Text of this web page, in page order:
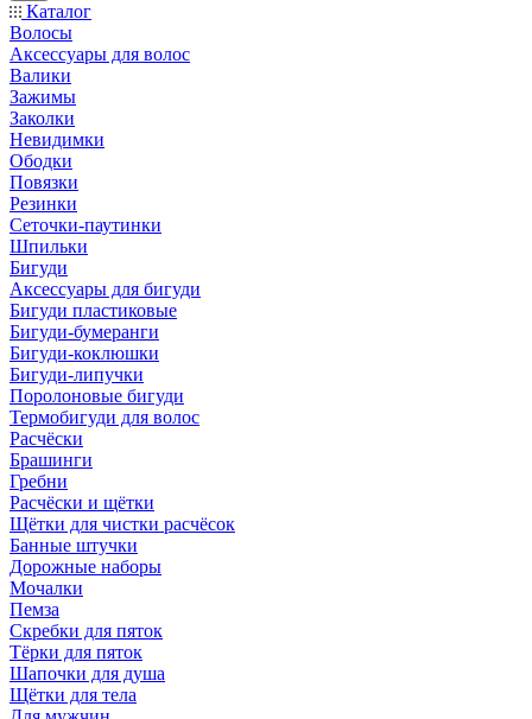
Каталог
Волосы
Аксессуары для волос
Валики
Зажимы
Заколки
Невидимки
Ободки
Повязки
Резинки
Сеточки-паутинки
Шпильки
Бигуди
Аксессуары для бигуди
Бигуди пластиковые
Бигуди-бумеранги
Бигуди-коклюшки
Бигуди-липучки
Поролоновые бигуди
Термобигуди для волос
Расчёски
Брашинги
Гребни
Расчёски и щётки
Щётки для чистки расчёсок
Банные штучки
Дорожные наборы
Мочалки
Пемза
Скребки для пяток
Тёрки для пяток
Шапочки для душа
Щётки для тела